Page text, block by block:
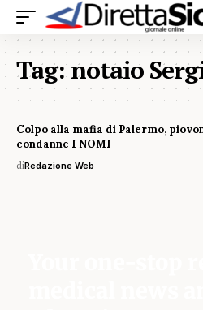
Tag:notaio
Colpo alla mafia di Palermo,
condanne I NOMI
diRedazione Web